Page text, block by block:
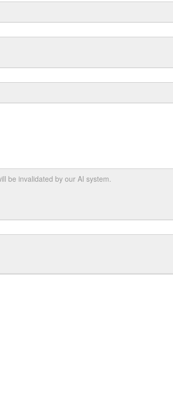
be invalidated by our AI system.